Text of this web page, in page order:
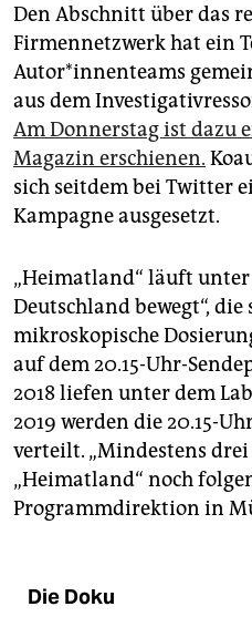
Den Abschnitt über das
Firmennetzwerk hat ein
Autor*innenteams
aus dem
Am Donnerstag ist dazu
Magazin erschienen.
sich seitdem bei Twitter
Kampagne ausgesetzt.
„Heimatland“ läuft unter
Deutschland bewegt“,
mikroskopische
auf dem 20.15-Uhr-
2018 liefen unter dem
2019 werden die 20.15-
verteilt. „Mindestens
„Heimatland“ noch
Programmdirektion in
Die Doku